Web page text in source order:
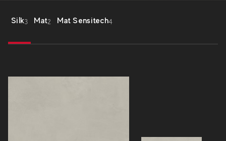
Silk3 Mat2 Mat Sensitech4